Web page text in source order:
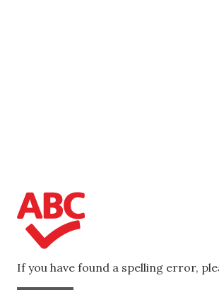
If you have found a spelling error,